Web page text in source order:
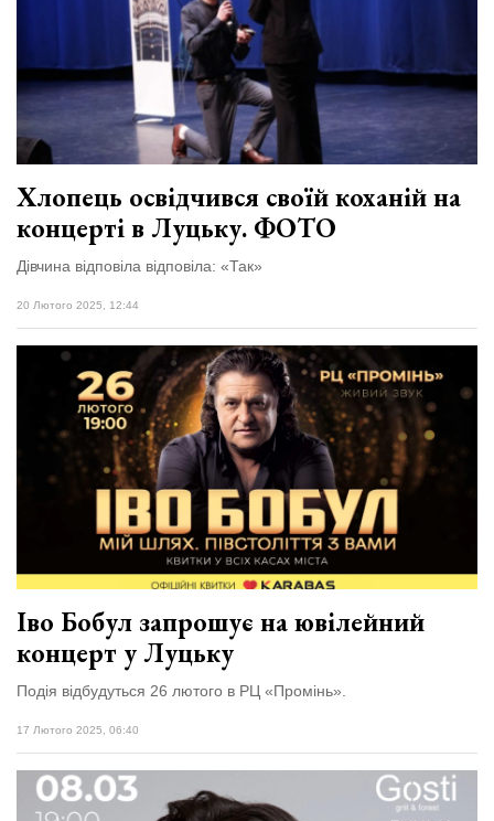
Хлопець освідчився своїй коханій на
концерті в Луцьку. ФОТО
Дівчина відповіла відповіла: «Так»
20 Лютого 2025, 12:44
Іво Бобул запрошує на ювілейний
концерт у Луцьку
Подія відбудуться 26 лютого в РЦ «Промінь».
17 Лютого 2025, 06:40